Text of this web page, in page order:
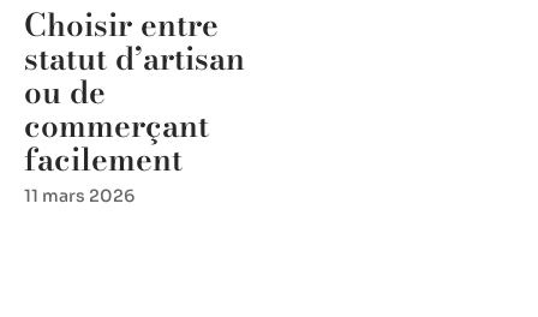
Choisir entre
statut d’artisan
ou de
commerçant
facilement
11 mars 2026